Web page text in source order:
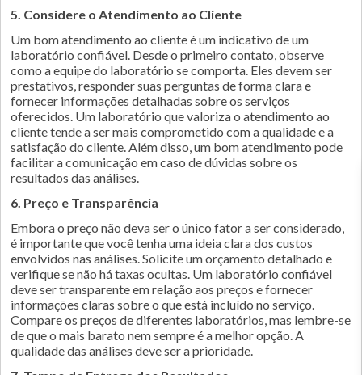
5. Considere o Atendimento ao Cliente
Um bom atendimento ao cliente é um indicativo de um
laboratório confiável. Desde o primeiro contato, observe
como a equipe do laboratório se comporta. Eles devem ser
prestativos, responder suas perguntas de forma clara e
fornecer informações detalhadas sobre os serviços
oferecidos. Um laboratório que valoriza o atendimento ao
cliente tende a ser mais comprometido com a qualidade e a
satisfação do cliente. Além disso, um bom atendimento pode
facilitar a comunicação em caso de dúvidas sobre os
resultados das análises.
6. Preço e Transparência
Embora o preço não deva ser o único fator a ser considerado,
é importante que você tenha uma ideia clara dos custos
envolvidos nas análises. Solicite um orçamento detalhado e
verifique se não há taxas ocultas. Um laboratório confiável
deve ser transparente em relação aos preços e fornecer
informações claras sobre o que está incluído no serviço.
Compare os preços de diferentes laboratórios, mas lembre-se
de que o mais barato nem sempre é a melhor opção. A
qualidade das análises deve ser a prioridade.